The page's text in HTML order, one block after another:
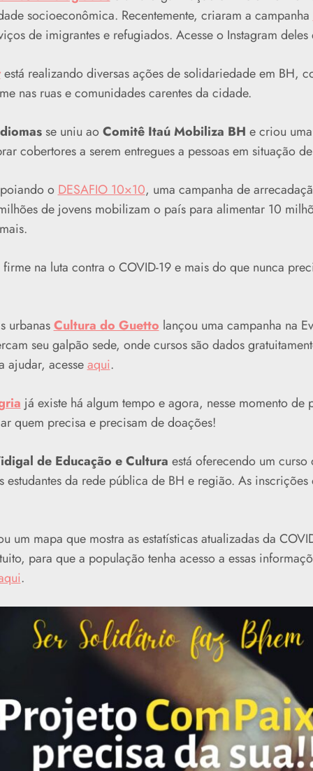
socioeconômica. Recentemente, criaram a campanha
de imigrantes e refugiados. Acesse o Instagram deles
está realizando diversas ações de solidariedade em BH,
nas ruas e comunidades carentes da cidade.
se uniu aoComitê Itaú Mobiliza BH e criou
cobertores a serem entregues a pessoas em situação
o DESAFIO 10×10, uma campanha de
de jovens mobilizam o país para alimentar 10
na luta contra o COVID-19 e mais do que nunca
urbanasCultura do Guetto lançou uma campanha na
seu galpão sede, onde cursos são dados
ajudar, acesseaqui.
já existe há algum tempo e agora, nesse momento de
quem precisa e precisam de doações!
de Educação e Cultura está oferecendo um
estudantes da rede pública de BH e região. As
um mapa que mostra as estatísticas atualizadas da
para que a população tenha acesso a essas
.